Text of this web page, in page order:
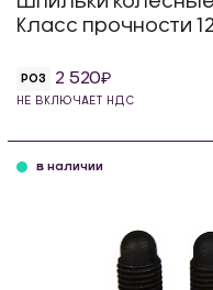
Класс прочности
РОЗ 2 520
НЕ ВКЛЮЧАЕТ НДС
в наличии